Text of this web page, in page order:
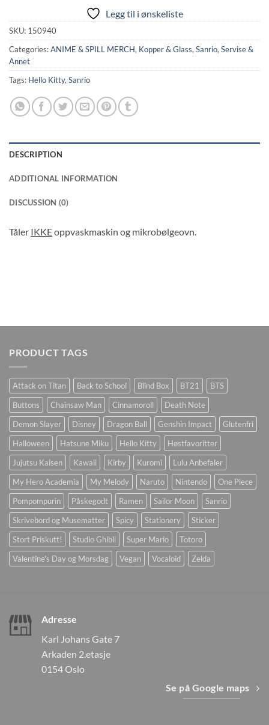
Legg til i ønskeliste
SKU: 150940
Categories:ANIME & SPILL MERCH, Kopper & Glass, Sanrio, Servise &
Annet
Tags: Hello Kitty, Sanrio
DESCRIPTION
ADDITIONAL INFORMATION
DISCUSSION (0)
Tåler IKKEoppvaskmaskin og mikrobølgeovn.
PRODUCT TAGS
Attack on Titan Back to School Blind Box BT21
BTS
Buttons
Chainsaw Man Cinnamoroll
Death Note
Demon Slayer
Disney Dragon Ball Genshin Impact
Glutenfri
Halloween
Hatsune Miku Hello Kitty
Høstfavoritter
Jujutsu Kaisen
Kawaii Kirby Kuromi
Lulu Anbefaler
My Hero Academia
My Melody Naruto Nintendo
One Piece
Pompompurin
Påskegodt Ramen Sailor Moon
Sanrio
Skrivebord og Musematter
Spicy Stationery
Sticker
Stort Priskutt!
Studio Ghibli Super Mario
Totoro
Valentine's Day og Morsdag
Vegan Vocaloid Zelda
Adresse
Karl Johans Gate 7
Arkaden 2.etasje
0154 Oslo
Se på Google maps